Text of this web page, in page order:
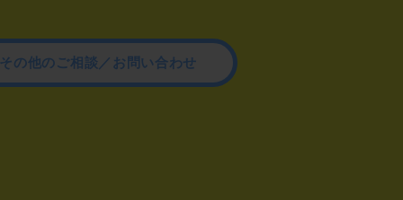
その他のご相談／お問い合わせ